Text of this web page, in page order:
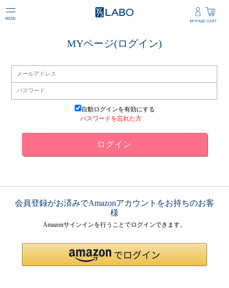
MYページ(ログイン)
自動ログインを有効にする
パスワードを忘れた方
会員登録がお済みでAmazonアカウントをお持ちのお客
様
Amazonサインインを行うことでログインできます。